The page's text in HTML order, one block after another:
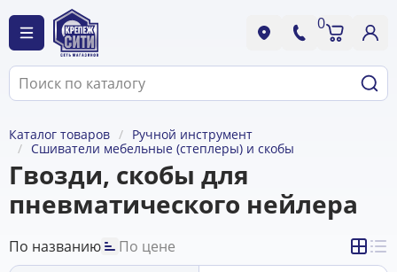
0
Каталог товаров
Ручной инструмент
Сшиватели мебельные (степлеры) и скобы
Гвозди, скобы для
пневматического нейлера
По названию
По цене